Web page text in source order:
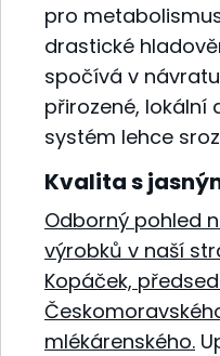
pro
drastické
spočívá v
přirozené, lokální
systém lehce
Kvalita s
Odborný pohled
výrobků v naší
Kopáček,
mlékárenského.